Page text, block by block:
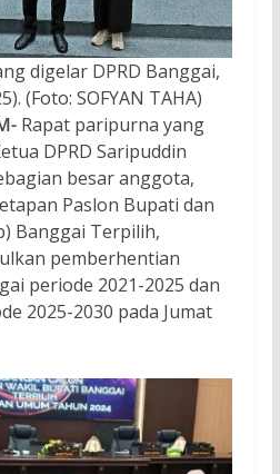
digelar DPRD Banggai,
(Foto: SOFYAN TAHA)
Rapat paripurna yang
DPRD Saripuddin
besar anggota,
Paslon Bupati dan
Banggai Terpilih,
pemberhentian
periode 2021-2025 dan
2025-2030 pada Jumat